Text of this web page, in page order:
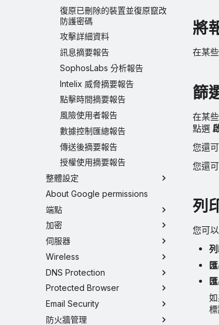
復原已刪除的裝置並復原竄改
防護密碼
攻擊詳細資料
訊息摘要報告
SophosLabs 分析報告
Intelix 威脅摘要報告
點擊時間摘要報告
風險使用者報告
數據控制匯總報告
傳送後摘要報告
授權使用摘要報告
整體設定
About Google permissions
端點
加密
伺服器
Wireless
DNS Protection
Protected Browser
Email Security
防火牆管理
將
在某
篩
在某
點選
您還
您還
列
您可